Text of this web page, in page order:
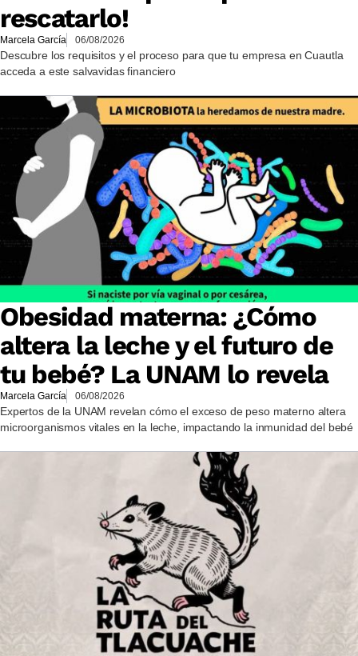
rescatarlo!
Marcela García 06/08/2026
Descubre los requisitos y el proceso para que tu empresa en Cuautla
acceda a este salvavidas financiero
Obesidad materna: ¿Cómo
altera la leche y el futuro de
tu bebé? La UNAM lo revela
Marcela García 06/08/2026
Expertos de la UNAM revelan cómo el exceso de peso materno altera
microorganismos vitales en la leche, impactando la inmunidad del bebé